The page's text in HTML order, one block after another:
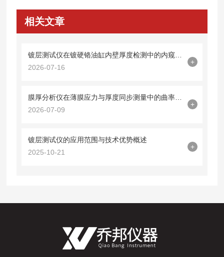
相关文章
2026-07-16
+
2026-07-09
+
镀层测试仪的应用范围与技术优势概述
2025-10-21
+